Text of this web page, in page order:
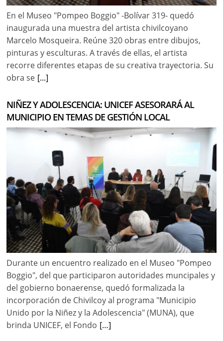
En el Museo "Pompeo Boggio" -Bolívar 319- quedó
inaugurada una muestra del artista chivilcoyano
Marcelo Mosqueira. Reúne 320 obras entre dibujos,
pinturas y esculturas. A través de ellas, el artista
recorre diferentes etapas de su creativa trayectoria. Su
obra se [...]
NIÑEZ Y ADOLESCENCIA: UNICEF ASESORARÁ AL
MUNICIPIO EN TEMAS DE GESTIÓN LOCAL
Durante un encuentro realizado en el Museo "Pompeo
Boggio", del que participaron autoridades muncipales y
del gobierno bonaerense, quedó formalizada la
incorporación de Chivilcoy al programa "Municipio
Unido por la Niñez y la Adolescencia" (MUNA), que
brinda UNICEF, el Fondo […]